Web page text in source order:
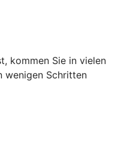
kommen Sie in vielen
wenigen Schritten